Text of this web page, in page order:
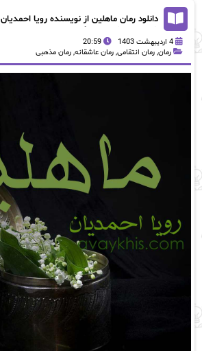
دانلود رمان ماهلین از نویسنده رویا احمدیان
4 اردیبهشت 1403
20:59
رمان, رمان انتقامی, رمان عاشقانه, رمان مذهبی